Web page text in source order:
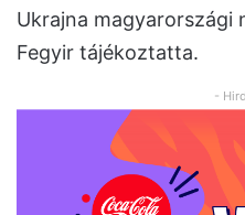
Ukrajna magyarországi
Fegyir tájékoztatta.
-